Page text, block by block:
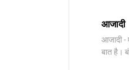
आजादी
आजादी -
बात है।